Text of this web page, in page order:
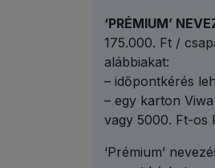
‘PRÉMIUM’
175.000. Ft /
alábbiakat:
– időpontkérés
– egy karton
vagy 5000. Ft-os
‘Prémium’